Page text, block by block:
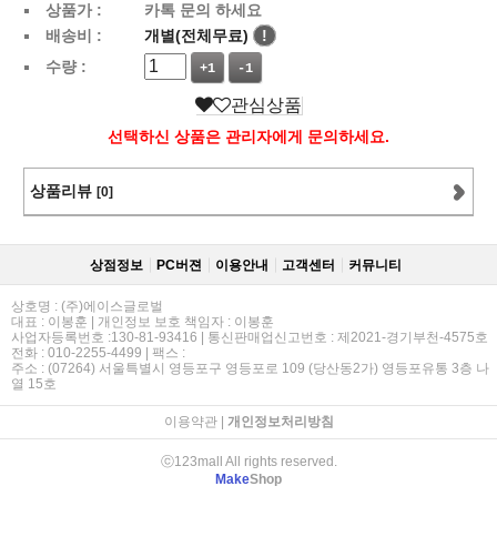
상품가 :
카톡 문의 하세요
배송비 :
개별(전체무료)
!
수량 :
+1 -1
관심상품
선택하신 상품은 관리자에게 문의하세요.
상품리뷰 [0]
상점정보 PC버젼 이용안내 고객센터 커뮤니티
상호명 : (주)에이스글로벌
대표 : 이봉훈 | 개인정보 보호 책임자 : 이봉훈
사업자등록번호 :130-81-93416 | 통신판매업신고번호 : 제2021-경기부천-4575호
전화 : 010-2255-4499 | 팩스 :
주소 : (07264) 서울특별시 영등포구 영등포로 109 (당산동2가) 영등포유통 3층 나
열 15호
이용약관| 개인정보처리방침
ⓒ123mall All rights reserved.
MakeShop